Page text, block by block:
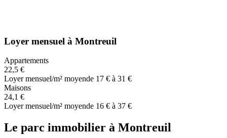
Loyer mensuel à Montreuil
Appartements
22,5 €
Loyer mensuel/m² moyende 17 € à 31 €
Maisons
24,1 €
Loyer mensuel/m² moyende 16 € à 37 €
Le parc immobilier à Montreuil